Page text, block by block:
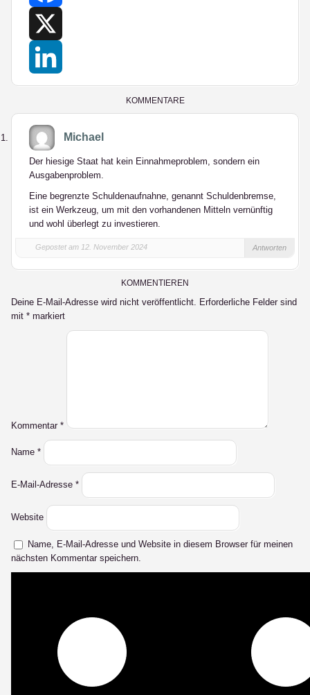
Facebook
KOMMENTARE
Michael
Der hiesige Staat hat kein Einnahmeproblem, sondern ein
Ausgabenproblem.
Eine begrenzte Schuldenaufnahne, genannt Schuldenbremse,
ist ein Werkzeug, um mit den vorhandenen Mitteln vernünftig
und wohl überlegt zu investieren.
Gepostet am 12. November 2024 Antworten
KOMMENTIEREN
Deine E-Mail-Adresse wird nicht veröffentlicht. Erforderliche Felder sind
mit * markiert
Kommentar *
Name *
E-Mail-Adresse *
Website
Name, E-Mail-Adresse und Website in diesem Browser für meinen
nächsten Kommentar speichern.